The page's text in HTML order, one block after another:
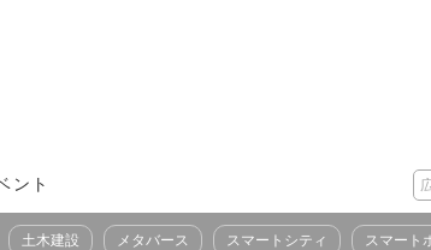
ント
土木建設 メタバース スマートシティ スマート